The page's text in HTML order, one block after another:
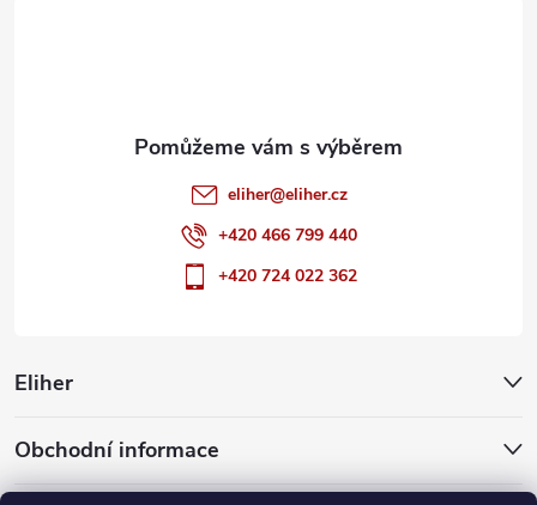
Eliher
Obchodní informace
eliher@eliher.cz
+420 466 799 440
+420 724 022 362